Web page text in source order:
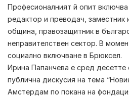
Професионалният й опит
редактор и преводач, заместник
община, правозащитник в
неправителствен сектор. В
социално включване в Брюксел.
Ирина Папанчева е сред десетте
публична дискусия на тема
Амстердам по покана на